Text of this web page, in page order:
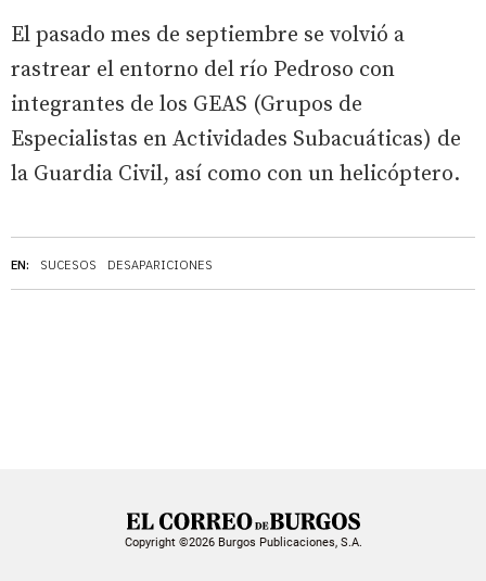
EN: SUCESOS DESAPARICIONES
El pasado mes de septiembre se volvió a
rastrear el entorno del río Pedroso con
integrantes de los GEAS (Grupos de
Especialistas en Actividades Subacuáticas) de
la Guardia Civil, así como con un helicóptero.
Copyright ©2026 Burgos Publicaciones, S.A.